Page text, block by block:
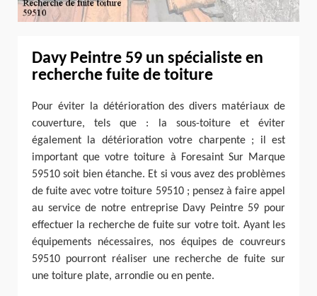
Davy Peintre 59 un spécialiste en
recherche fuite de toiture
Pour éviter la détérioration des divers matériaux de
couverture, tels que : la sous-toiture et éviter
également la détérioration votre charpente ; il est
important que votre toiture à Foresaint Sur Marque
59510 soit bien étanche. Et si vous avez des problèmes
de fuite avec votre toiture 59510 ; pensez à faire appel
au service de notre entreprise Davy Peintre 59 pour
effectuer la recherche de fuite sur votre toit. Ayant les
équipements nécessaires, nos équipes de couvreurs
59510 pourront réaliser une recherche de fuite sur
une toiture plate, arrondie ou en pente.